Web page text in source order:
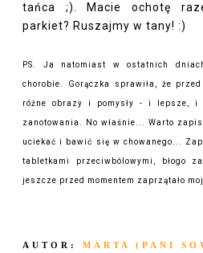
tańca ;). Macie ochotę
parkiet? Ruszajmy w tany! :)
PS. Ja natomiast w ostatnich
chorobie. Gorączka sprawiła, że
różne obrazy i pomysły - i lepsze, i
zanotowania. No właśnie... Warto
uciekać i bawić się w chowanego...
tabletkami przeciwbólowymi, błogo
jeszcze przed momentem zaprzątało
AUTOR:MARTA (PANI